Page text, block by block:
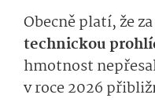
Obecně platí, že za
technickou
hmotnost
v roce 2026